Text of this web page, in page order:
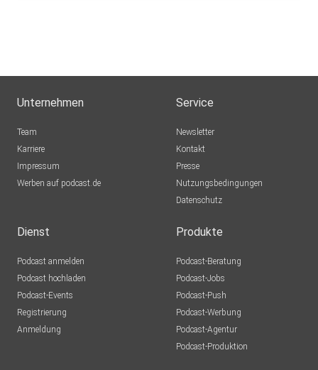
Unternehmen
Team
Karriere
Impressum
Werben auf podcast.de
Service
Newsletter
Kontakt
Presse
Nutzungsbedingungen
Datenschutz
Dienst
Podcast anmelden
Podcast hochladen
Podcast-Events
Registrierung
Anmeldung
Produkte
Podcast-Beratung
Podcast-Jobs
Podcast-Push
Podcast-Werbung
Podcast-Agentur
Podcast-Produktion